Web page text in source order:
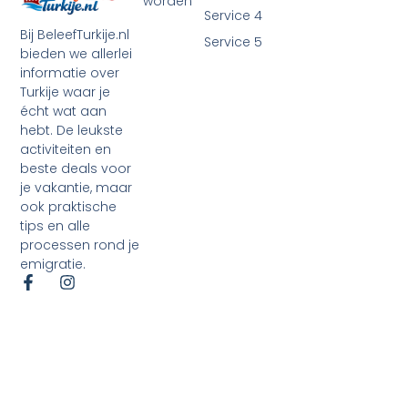
Bij BeleefTurkije.nl
bieden we allerlei
informatie over
Turkije waar je
écht wat aan
hebt. De leukste
activiteiten en
beste deals voor
je vakantie, maar
ook praktische
tips en alle
processen rond je
emigratie.
Service 4
Service 5